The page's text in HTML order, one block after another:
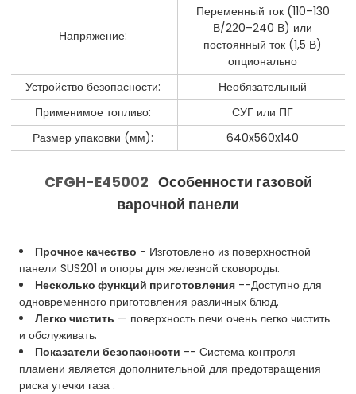
Напряжение:
Переменный ток (110–130
В/220–240 В) или
постоянный ток (1,5 В)
опционально
Устройство безопасности:
Необязательный
Применимое топливо:
СУГ или ПГ
Размер упаковки (мм):
640x560x140
CFGH-E45002 Особенности газовой
варочной панели
Прочное качество - Изготовлено из поверхностной
панели SUS201 и опоры для железной сковороды.
Несколько функций приготовления --Доступно для
одновременного приготовления различных блюд.
Легко чистить — поверхность печи очень легко чистить
и обслуживать.
Показатели безопасности -- Система контроля
пламени является дополнительной для предотвращения
риска утечки газа .